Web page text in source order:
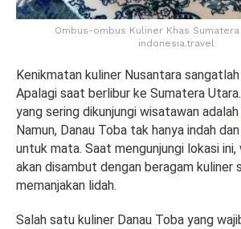
Ombus-ombus Kuliner Khas Sumatera
indonesia.travel
Kenikmatan kuliner Nusantara
Apalagi saat berlibur ke Sumatera
yang sering dikunjungi wisatawan adalah
Namun, Danau Toba tak hanya indah
untuk mata. Saat mengunjungi lokasi
akan disambut dengan beragam kuliner
memanjakan lidah.
Salah satu kuliner Danau Toba yang